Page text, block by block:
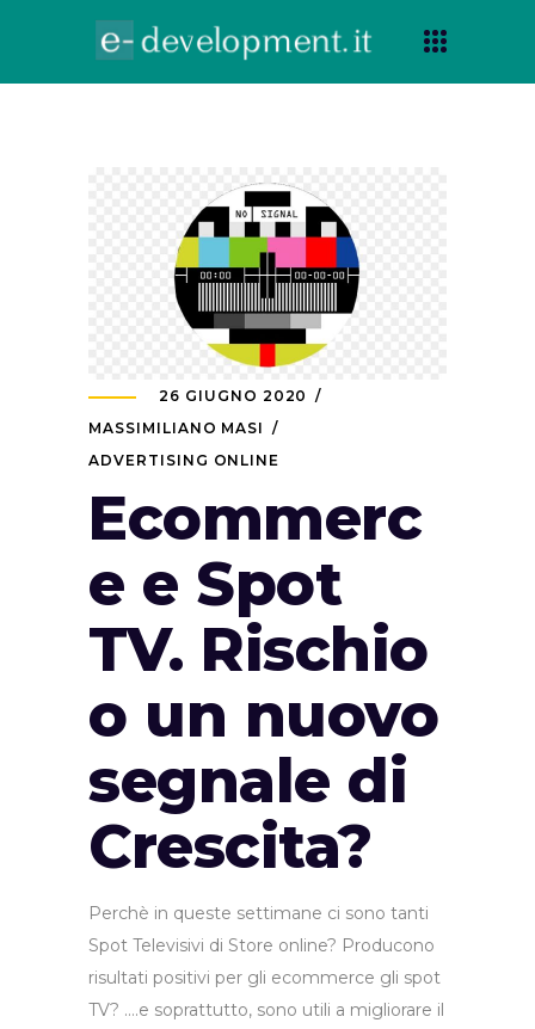
26 GIUGNO 2020
MASSIMILIANO MASI
ADVERTISING ONLINE
Ecommerc
e e Spot
TV. Rischio
o un nuovo
segnale di
Crescita?
Perchè in queste settimane ci sono tanti
Spot Televisivi di Store online? Producono
risultati positivi per gli ecommerce gli spot
TV? ….e soprattutto, sono utili a migliorare il